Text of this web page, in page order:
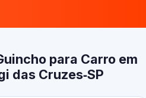
para Carro em
das Cruzes‑SP